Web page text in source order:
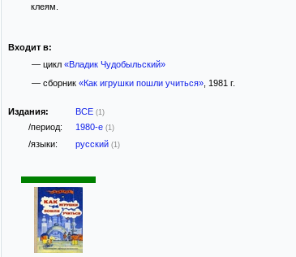
клеям.
Входит в:
— цикл «Владик Чудобыльский»
— сборник «Как игрушки пошли учиться», 1981 г.
Издания: ВСЕ (1)
/период: 1980-е (1)
/языки: русский (1)